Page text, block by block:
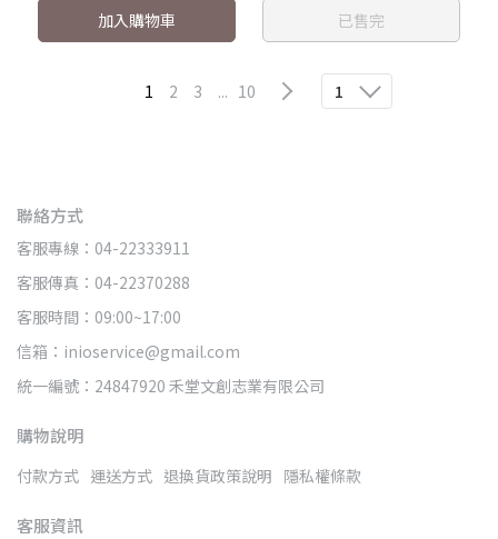
加入購物車 已售完
1 2 3 ... 10 1
聯絡方式
客服專線：04-22333911
客服傳真：04-22370288
客服時間：09:00~17:00
信箱：inioservice@gmail.com
統一編號：24847920 禾堂文創志業有限公司
購物說明
付款方式 運送方式 退換貨政策說明 隱私權條款
客服資訊